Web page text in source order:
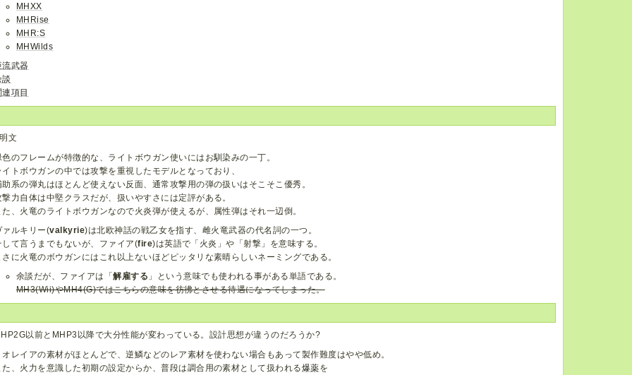
MHXX
MHRise
MHR:S
MHWilds
流武器
談
連項目
文
色のフレームが特徴的な、ライトボウガン使いにはお馴染みの一丁。
イトボウガンの中では攻撃を重視したモデルとなっており、
助系の弾丸はほとんど使えない反面、通常攻撃用の弾の扱いはそこそこ優秀。
撃力自体は中堅クラスだが、扱いやすさには定評がある。
た、火竜のライトボウガンなので火炎弾が使えるが、属性弾はそれ一辺倒。
ァルキリー(valkyrie)は北欧神話の戦乙女を指す、雌火竜武器の代名詞の一つ。
して言うまでもないが、ファイア(fire)は英語で「火炎」や「射撃」を意味する。
さに火竜のボウガンにはこれ以上ないほどピッタリな素晴らしいネーミングである。
余談だが、ファイアは「解雇する 」という意味でも使われる事がある単語である。
MH3(Wii)やMH4(G)ではこちらの意味を彷彿とさせる待遇になってしまった。
以前とMHP3以降で大分性能が変わっている。設計思想が違うのだろうか?
オレイアの素材がほとんどで、逆鱗などのレア素材を使わない場合もあって製作難度はやや低め。
た、火力を意識した初期の設定からか、普段は調合用の素材として扱われる爆薬を